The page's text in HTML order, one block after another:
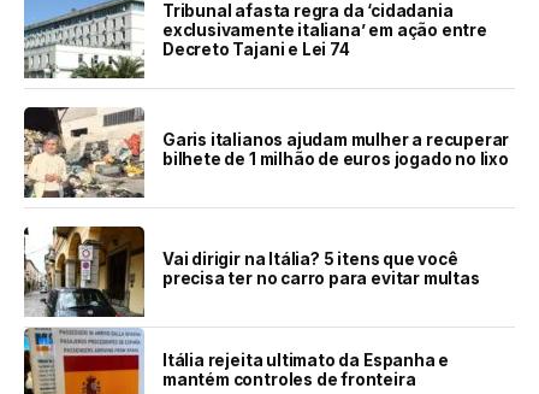
Tribunal afasta regra da ‘cidadania
exclusivamente italiana’ em ação entre
Decreto Tajani e Lei 74
Garis italianos ajudam mulher a recuperar
bilhete de 1 milhão de euros jogado no lixo
Vai dirigir na Itália? 5 itens que você
precisa ter no carro para evitar multas
Itália rejeita ultimato da Espanha e
mantém controles de fronteira